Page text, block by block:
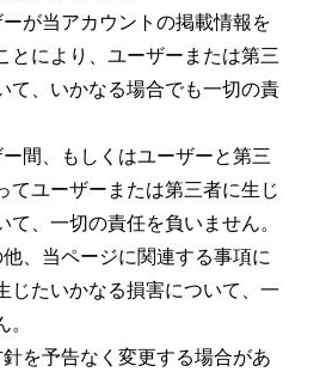
ーが当アカウントの掲載情報を
とにより、ユーザーまたは第三
て、いかなる場合でも一切の責
ー間、もしくはユーザーと第三
てユーザーまたは第三者に生じ
て、一切の責任を負いません。
他、当ページに関連する事項に
じたいかなる損害について、一
針を予告なく変更する場合があ